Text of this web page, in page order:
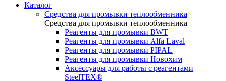
Каталог
Средства для промывки теплообменника
Средства для промывки теплообменника
Реагенты для промывки BWT
Реагенты для промывки Alfa Laval
Реагенты для промывки PIPAL
Реагенты для промывки Новохим
Аксессуары для работы с реагентами
SteelTEX®